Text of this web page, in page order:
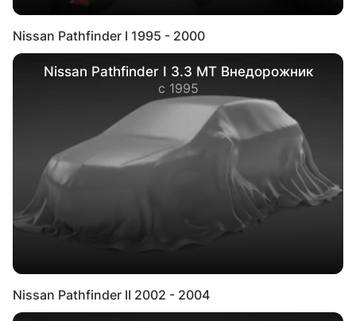
Nissan Pathfinder I 1995 - 2000
Nissan Pathfinder I 3.3 MT Внедорожник
с 1995
Nissan Pathfinder II 2002 - 2004